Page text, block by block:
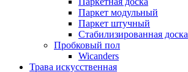
Паркет модульный
Паркет штучный
Стабилизированная доска
Пробковый пол
Wicanders
Трава искусственная